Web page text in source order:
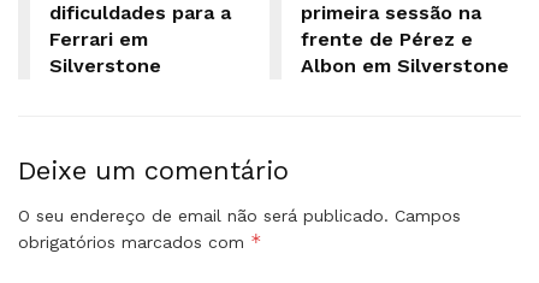
dificuldades para a
Ferrari em
Silverstone
primeira sessão na
frente de Pérez e
Albon em Silverstone
Deixe um comentário
O seu endereço de email não será publicado. Campos
obrigatórios marcados com *